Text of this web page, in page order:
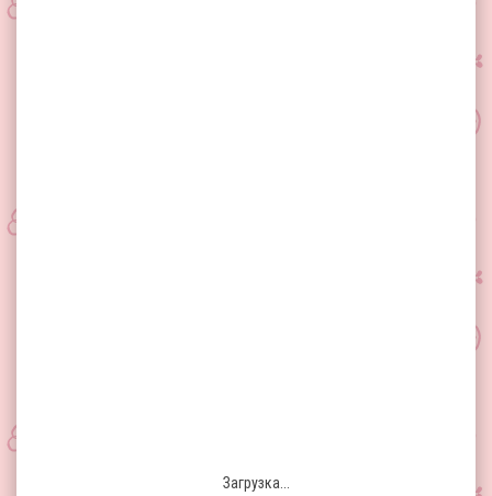
Загрузка...